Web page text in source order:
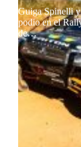
Guiga Spinelli
podio en el
de…